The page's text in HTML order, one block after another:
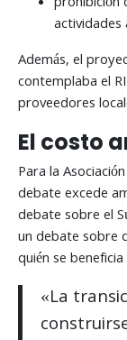
actividades
Además, el
contemplaba el
proveedores
El costo
Para la
debate excede
debate sobre el
un debate sobre
quién se
«La